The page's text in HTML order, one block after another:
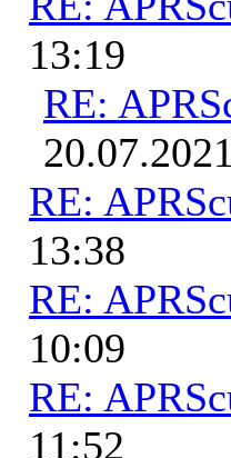
13:19
RE:
RE:
13:38
RE:
10:09
RE:
11:52